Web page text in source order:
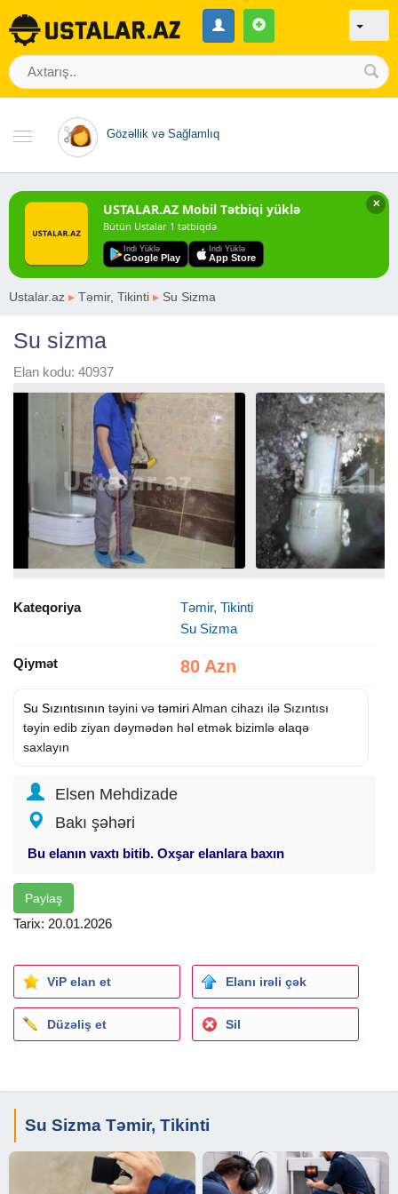
Gözəllik və Sağlamlıq
✕
USTALAR.AZ Mobil Tətbiqi yüklə
Bütün Ustalar 1 tətbiqdə
Indi Yüklə
Google Play
Indi Yüklə
App Store
Ustalar.az ▸ Təmir, Tikinti ▸ Su Sizma
Su sizma
Elan kodu: 40937
Kateqoriya
Təmir, Tikinti
Su Sizma
Qiymət 80 Azn
Su Sızıntısının təyini və təmiriAlman cihazı ilə Sızıntısı
təyin edib ziyan dəymədən həl etmək bizimlə əlaqə
saxlayın
Elsen Mehdizade
Bakı şəhəri
Bu elanın vaxtı bitib. Oxşar elanlara baxın
Paylaş
Tarix: 20.01.2026
ViP elan et Elanı irəli çək
Düzəliş et Sil
Su Sizma Təmir, Tikinti